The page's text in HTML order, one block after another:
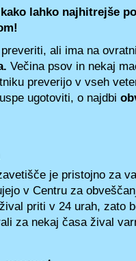
lahko najhitrejše
ali ima na
Večina psov in nekaj
preverijo v vseh
ugotoviti, o najdbi
je pristojno za
v Centru za
priti v 24 urah, zato
za nekaj časa žival